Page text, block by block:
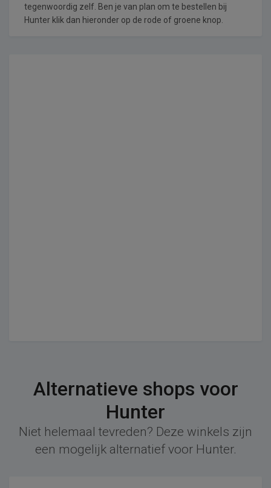
tegenwoordig zelf. Ben je van plan om te bestellen bij
Hunter klik dan hieronder op de rode of groene knop.
Alternatieve shops voor
Hunter
Niet helemaal tevreden? Deze winkels zijn
een mogelijk alternatief voor Hunter.